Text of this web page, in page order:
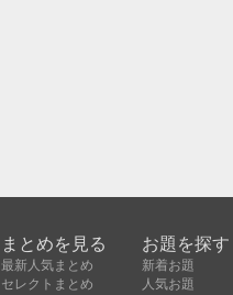
まとめを見る
最新人気まとめ
セレクトまとめ
お題を探す
新着お題
人気お題